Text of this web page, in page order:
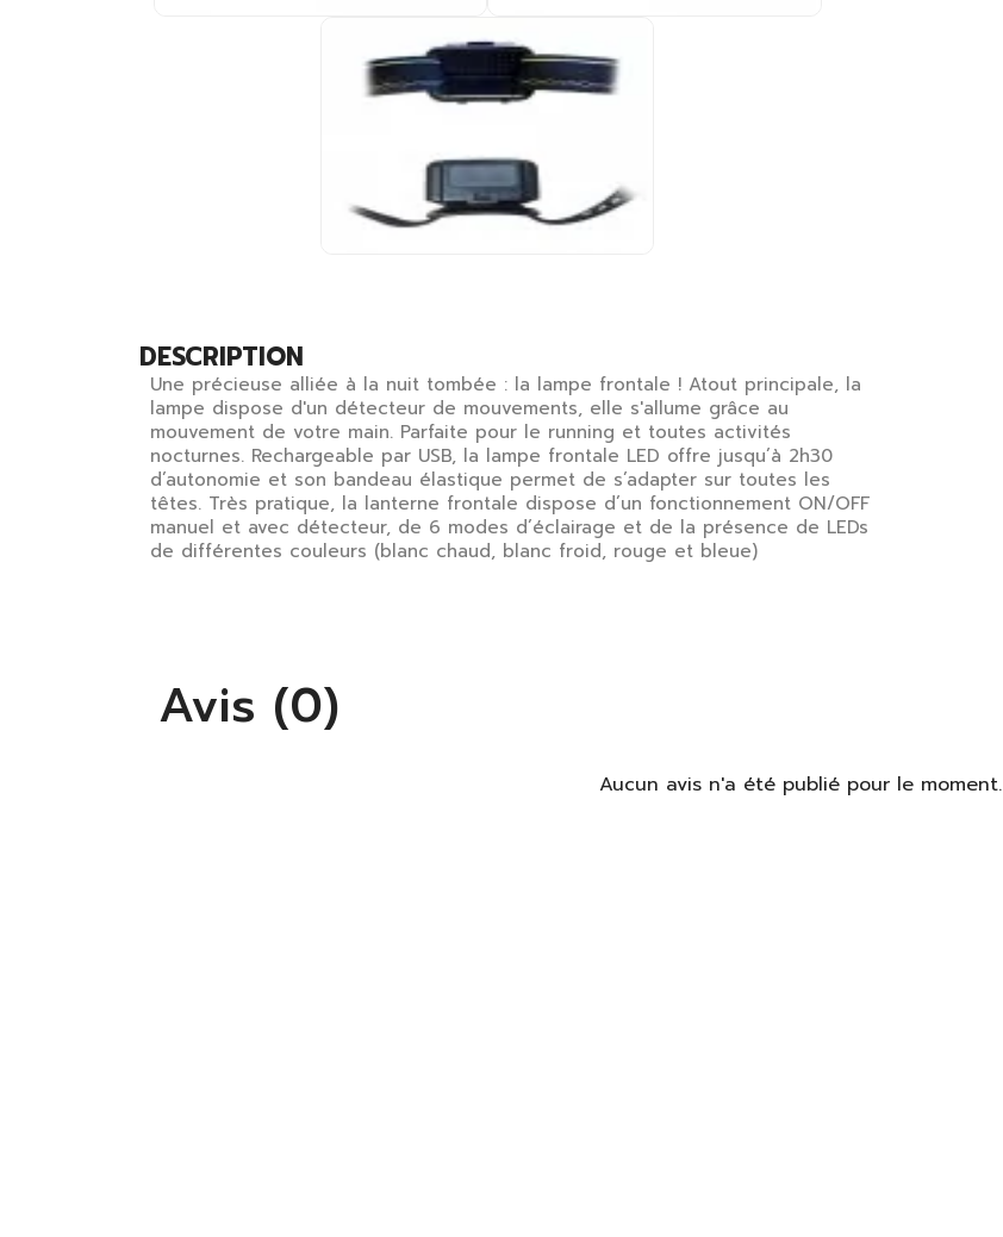
DESCRIPTION
Une précieuse alliée à la nuit tombée : la lampe frontale ! Atout principale, la
lampe dispose d'un détecteur de mouvements, elle s'allume grâce au
mouvement de votre main. Parfaite pour le running et toutes activités
nocturnes. Rechargeable par USB, la lampe frontale LED offre jusqu’à 2h30
d’autonomie et son bandeau élastique permet de s’adapter sur toutes les
têtes. Très pratique, la lanterne frontale dispose d’un fonctionnement ON/OFF
manuel et avec détecteur, de 6 modes d’éclairage et de la présence de LEDs
de différentes couleurs (blanc chaud, blanc froid, rouge et bleue)
Avis (0)
Aucun avis n'a été publié pour le moment.
S'identifier